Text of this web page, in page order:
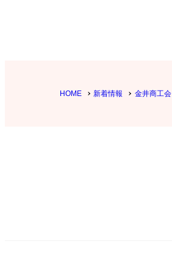
HOME 新着情報 金井商工会